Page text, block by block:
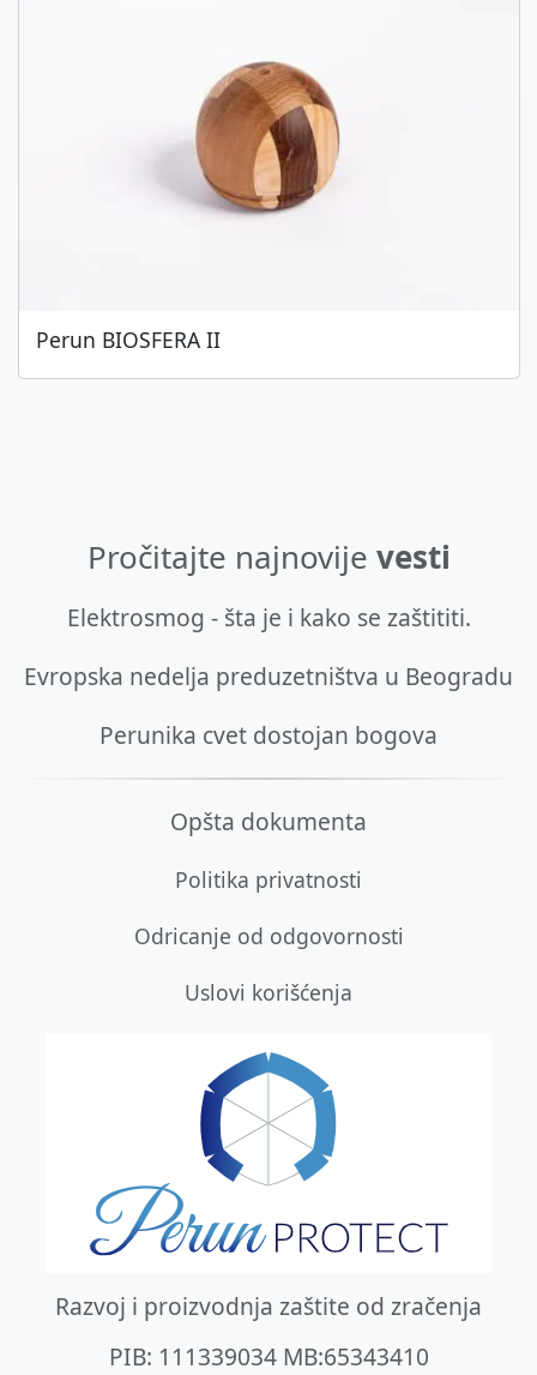
Perun BIOSFERA II
Pročitajte najnovije vesti
Elektrosmog - šta je i kako se zaštititi.
Evropska nedelja preduzetništva u Beogradu
Perunika cvet dostojan bogova
Opšta dokumenta
Politika privatnosti
Odricanje od odgovornosti
Uslovi korišćenja
Razvoj i proizvodnja zaštite od zračenja
PIB: 111339034 MB:65343410